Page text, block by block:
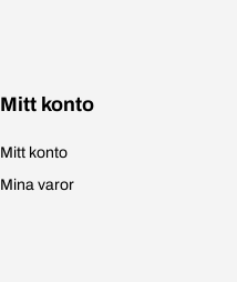
Mitt konto
Mitt konto
Mina varor